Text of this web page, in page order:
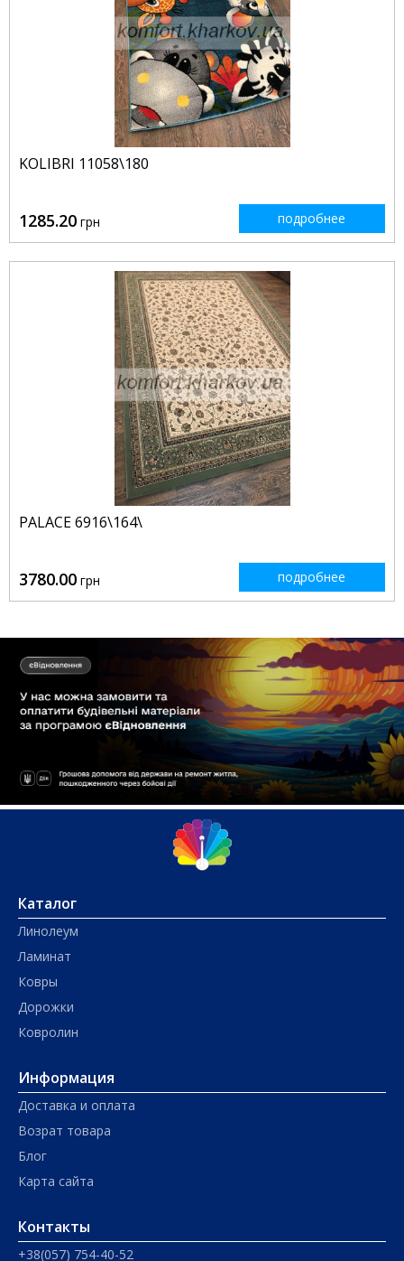
KOLIBRI 11058\180
1285.20 грн подробнее
PALACE 6916\164\
3780.00 грн подробнее
Каталог
Линолеум
Ламинат
Ковры
Дорожки
Ковролин
Информация
Доставка и оплата
Возрат товара
Блог
Карта сайта
Контакты
+38(057) 754-40-52